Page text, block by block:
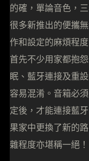
的確，單論音色，
很多新推出的便攜
作和設定的麻煩程
首先不少用家都抱
眠、藍牙連接及重
容易混淆。音箱必
定後，才能連接藍
果家中更換了新的
雜程度亦堪稱一絕